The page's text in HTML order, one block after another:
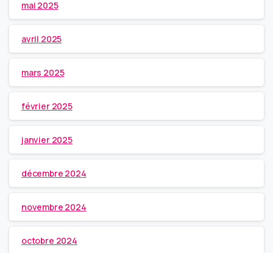
mai 2025
avril 2025
mars 2025
février 2025
janvier 2025
décembre 2024
novembre 2024
octobre 2024